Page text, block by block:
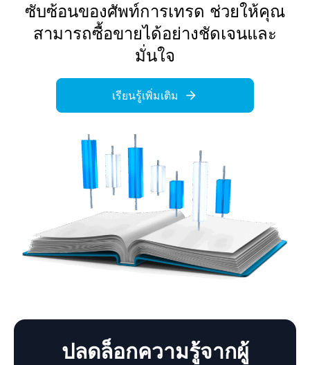
ซับซ้อนของศัพท์การเทรด ช่วยให้คุณ
สามารถซื้อขายได้อย่างชัดเจนและ
มั่นใจ
เรียนรู้เพิ่มเติม
ปลดล็อกความรู้จากผู้